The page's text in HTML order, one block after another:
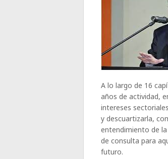
A lo largo de 16
años de actividad,
intereses
y descuartizarla,
entendimiento de
de consulta para
futuro.